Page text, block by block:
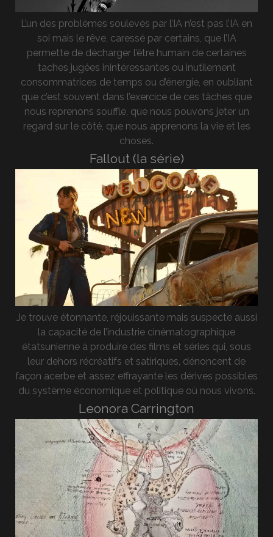
L’un des problèmes soulevés par l’IA n’est pas l’IA en
soi mais le rêve, caressé par certains, que l’IA
permette de décharger l’être humain de certaines
taches jugées inintéressantes ou inutilement
consommatrices de temps ou d’énergie, en oubliant
que c’est souvent dans l’exercice de ces tâches que
nous reprenons souffle, que nous pouvons jeter un
regard sur le côté, que nous apprenons la vie et les
choses.
Fallout (la série)
Je trouve étonnante, réjouissante mais suspecte aussi
la capacité de l’industrie cinématographique
étatsunienne à produire des films et séries qui, sous
leur dehors récréatifs et satiriques, dénoncent de
façon acerbe et assez effrayante les dérives possibles
du système économique et politique où nous vivons.
Leonora Carrington